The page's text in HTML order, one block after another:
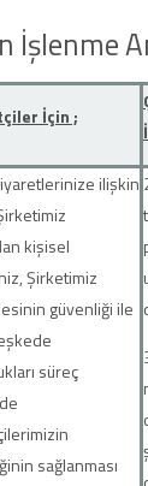
İşlenme
İçin ;
ilişkin
kişisel
Şirketimiz
güvenliği ile
süreç
sağlanması